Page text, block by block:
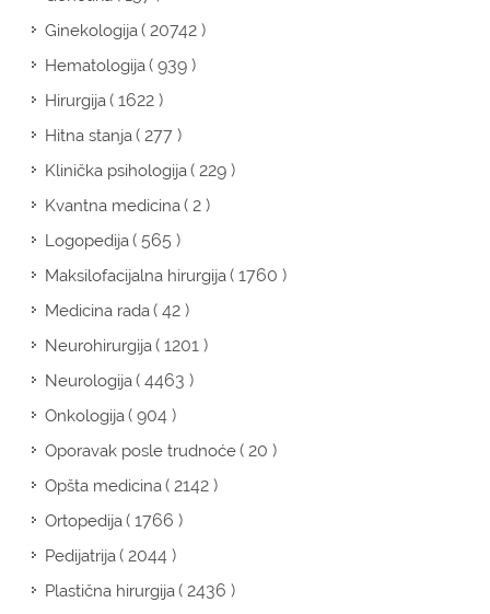
Ginekologija( 20742 )
Hematologija( 939 )
Hirurgija( 1622 )
Hitna stanja( 277 )
Klinička psihologija( 229 )
Kvantna medicina( 2 )
Logopedija( 565 )
Maksilofacijalna hirurgija( 1760 )
Medicina rada( 42 )
Neurohirurgija( 1201 )
Neurologija( 4463 )
Onkologija( 904 )
Oporavak posle trudnoće( 20 )
Opšta medicina( 2142 )
Ortopedija( 1766 )
Pedijatrija( 2044 )
Plastična hirurgija( 2436 )